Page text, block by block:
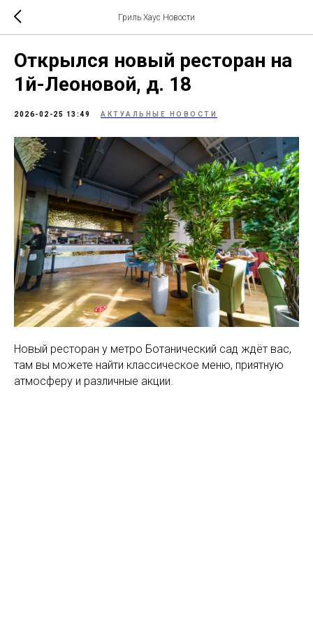
Гриль Хаус Новости
Открылся новый ресторан на
1й-Леоновой, д. 18
2026-02-25 13:49 АКТУАЛЬНЫЕ НОВОСТИ
Новый ресторан у метро Ботанический сад ждёт вас,
там вы можете найти классическое меню, приятную
атмосферу и различные акции.